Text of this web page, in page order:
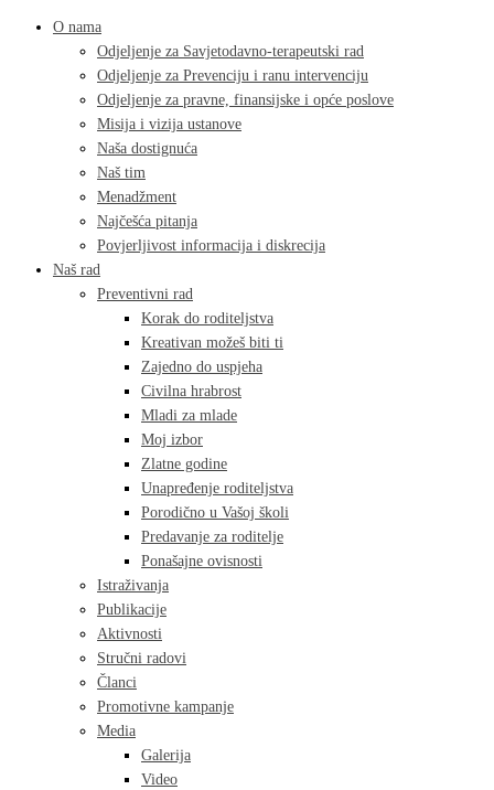
O nama
Odjeljenje za Savjetodavno-terapeutski rad
Odjeljenje za Prevenciju i ranu intervenciju
Odjeljenje za pravne, finansijske i opće poslove
Misija i vizija ustanove
Naša dostignuća
Naš tim
Menadžment
Najčešća pitanja
Povjerljivost informacija i diskrecija
Naš rad
Preventivni rad
Korak do roditeljstva
Kreativan možeš biti ti
Zajedno do uspjeha
Civilna hrabrost
Mladi za mlade
Moj izbor
Zlatne godine
Unapređenje roditeljstva
Porodično u Vašoj školi
Predavanje za roditelje
Ponašajne ovisnosti
Istraživanja
Publikacije
Aktivnosti
Stručni radovi
Članci
Promotivne kampanje
Media
Galerija
Video